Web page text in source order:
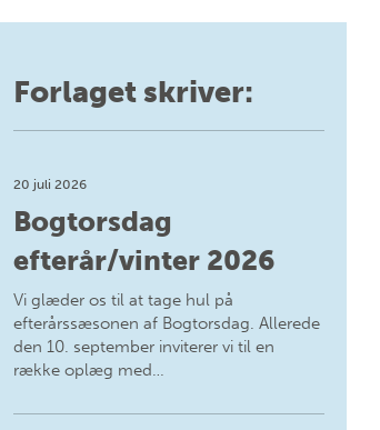
Forlaget skriver:
20 juli 2026
Bogtorsdag
efterår/vinter 2026
Vi glæder os til at tage hul på
efterårssæsonen af Bogtorsdag. Allerede
den 10. september inviterer vi til en
række oplæg med…